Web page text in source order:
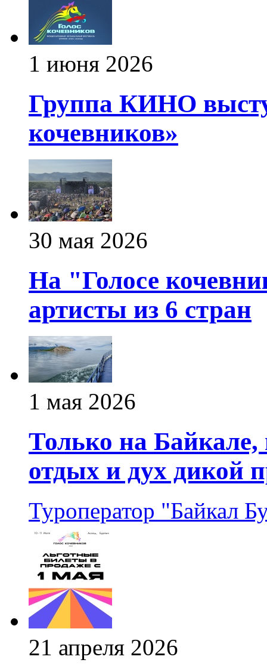
1 июня 2026
Группа КИНО
кочевников»
30 мая 2026
На "Голосе
артисты из 6 стран
1 мая 2026
Только на
отдых и дух дикой
Туроператор "Байкал
21 апреля 2026